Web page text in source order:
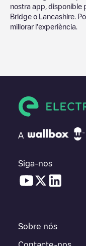
nostra app, disponible
Bridge o Lancashire .
millorar l'experiència.
A
Siga-nos
Sobre nós
Contacte-nos